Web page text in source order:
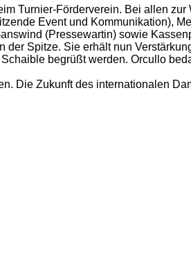
Turnier-Förderverein. Bei allen
Event und Kommunikation),
(Pressewartin) sowie
Spitze. Sie erhält nun
begrüßt werden. Orcullo
Die Zukunft des internationalen